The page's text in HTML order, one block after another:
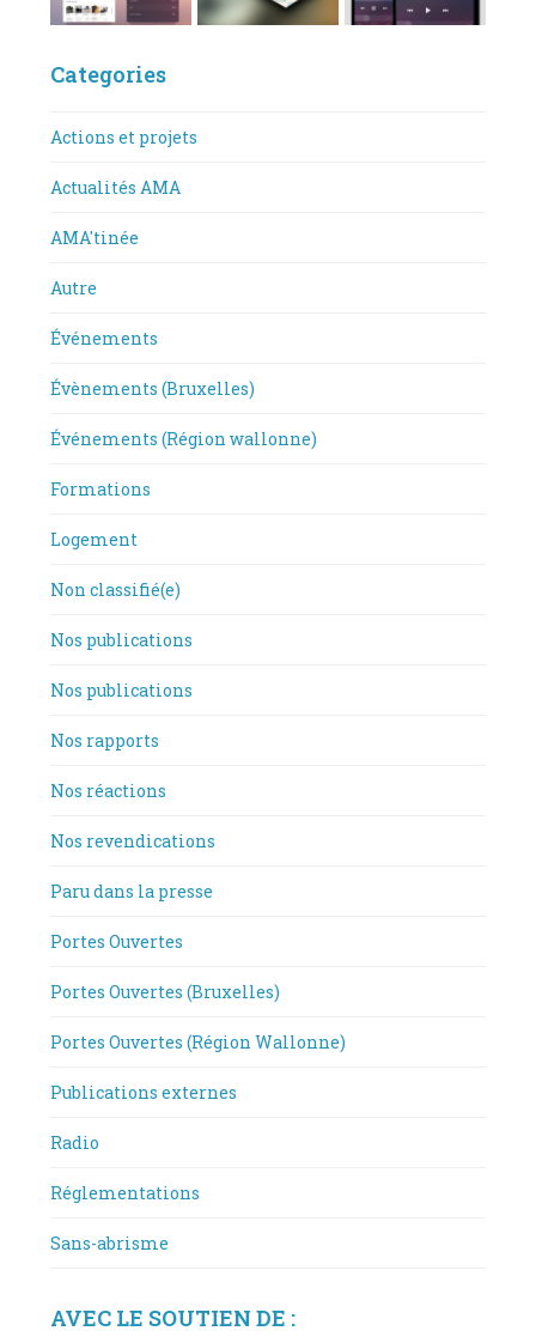
Categories
Actions et projets
Actualités AMA
AMA'tinée
Autre
Événements
Évènements (Bruxelles)
Événements (Région wallonne)
Formations
Logement
Non classifié(e)
Nos publications
Nos publications
Nos rapports
Nos réactions
Nos revendications
Paru dans la presse
Portes Ouvertes
Portes Ouvertes (Bruxelles)
Portes Ouvertes (Région Wallonne)
Publications externes
Radio
Réglementations
Sans-abrisme
AVEC LE SOUTIEN DE :